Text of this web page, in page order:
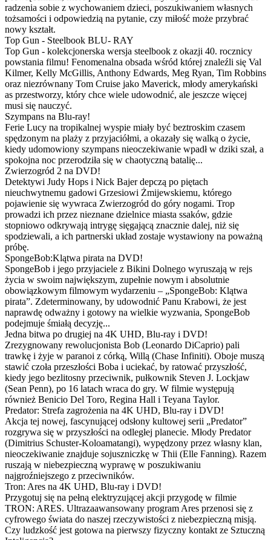
radzenia sobie z wychowaniem dzieci, poszukiwaniem własnych
tożsamości i odpowiedzią na pytanie, czy miłość może przybrać
nowy kształt.
Top Gun - Steelbook BLU- RAY
Top Gun - kolekcjonerska wersja steelbook z okazji 40. rocznicy
powstania filmu! Fenomenalna obsada wśród której znaleźli się Val
Kilmer, Kelly McGillis, Anthony Edwards, Meg Ryan, Tim Robbins
oraz niezrównany Tom Cruise jako Maverick, młody amerykański
as przestworzy, który chce wiele udowodnić, ale jeszcze więcej
musi się nauczyć.
Szympans na Blu-ray!
Ferie Lucy na tropikalnej wyspie miały być beztroskim czasem
spędzonym na plaży z przyjaciółmi, a okazały się walką o życie,
kiedy udomowiony szympans nieoczekiwanie wpadł w dziki szał, a
spokojna noc przerodziła się w chaotyczną batalię...
Zwierzogród 2 na DVD!
Detektywi Judy Hops i Nick Bajer depczą po piętach
nieuchwytnemu gadowi Grzesiowi Żmijewskiemu, którego
pojawienie się wywraca Zwierzogród do góry nogami. Trop
prowadzi ich przez nieznane dzielnice miasta ssaków, gdzie
stopniowo odkrywają intrygę sięgającą znacznie dalej, niż się
spodziewali, a ich partnerski układ zostaje wystawiony na poważną
próbę.
SpongeBob:Klątwa pirata na DVD!
SpongeBob i jego przyjaciele z Bikini Dolnego wyruszają w rejs
życia w swoim największym, zupełnie nowym i absolutnie
obowiązkowym filmowym wydarzeniu – „SpongeBob: Klątwa
pirata”. Zdeterminowany, by udowodnić Panu Krabowi, że jest
naprawdę odważny i gotowy na wielkie wyzwania, SpongeBob
podejmuje śmiałą decyzję...
Jedna bitwa po drugiej na 4K UHD, Blu-ray i DVD!
Zrezygnowany rewolucjonista Bob (Leonardo DiCaprio) pali
trawkę i żyje w paranoi z córką, Willą (Chase Infiniti). Oboje muszą
stawić czoła przeszłości Boba i uciekać, by ratować przyszłość,
kiedy jego bezlitosny przeciwnik, pułkownik Steven J. Lockjaw
(Sean Penn), po 16 latach wraca do gry. W filmie występują
również Benicio Del Toro, Regina Hall i Teyana Taylor.
Predator: Strefa zagrożenia na 4K UHD, Blu-ray i DVD!
Akcja tej nowej, fascynującej odsłony kultowej serii „Predator”
rozgrywa się w przyszłości na odległej planecie. Młody Predator
(Dimitrius Schuster-Koloamatangi), wypędzony przez własny klan,
nieoczekiwanie znajduje sojuszniczkę w Thii (Elle Fanning). Razem
ruszają w niebezpieczną wyprawę w poszukiwaniu
najgroźniejszego z przeciwników.
Tron: Ares na 4K UHD, Blu-ray i DVD!
Przygotuj się na pełną elektryzującej akcji przygodę w filmie
TRON: ARES. Ultrazaawansowany program Ares przenosi się z
cyfrowego świata do naszej rzeczywistości z niebezpieczną misją.
Czy ludzkość jest gotowa na pierwszy fizyczny kontakt ze Sztuczną